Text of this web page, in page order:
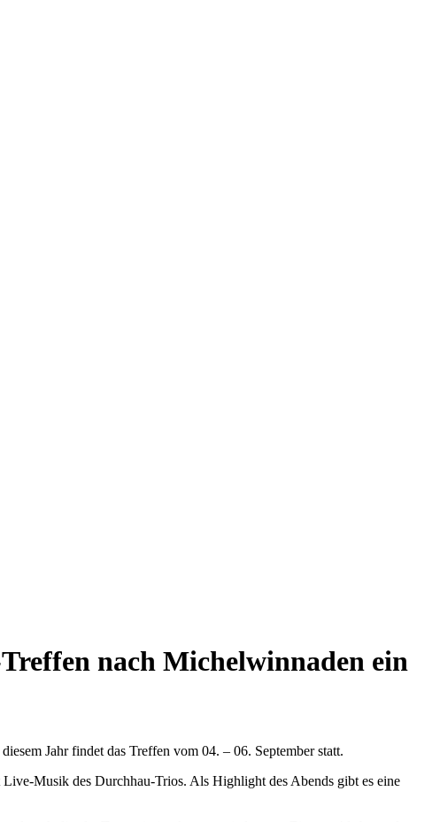
nach Michelwinnaden ein
Jahr findet das Treffen vom 04. – 06. September statt.
Musik des Durchhau-Trios. Als Highlight des Abends gibt es eine